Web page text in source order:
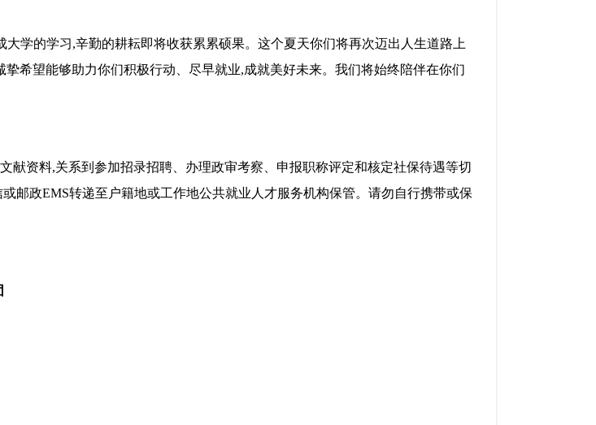
大学的学习,辛勤的耕耘即将收获累累硕果。这个夏天你们将再次迈出人生道路上
挚希望能够助力你们积极行动、尽早就业,成就美好未来。我们将始终陪伴在你们
献资料,关系到参加招录招聘、办理政审考察、申报职称评定和核定社保待遇等切
邮政EMS转递至户籍地或工作地公共就业人才服务机构保管。请勿自行携带或保